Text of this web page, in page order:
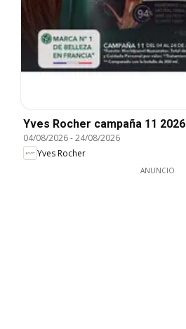
Yves Rocher campaña 11 2026
04/08/2026-24/08/2026
Yves Rocher
ANUNCIO